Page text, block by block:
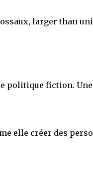
larger than
politique fiction.
elle créer des